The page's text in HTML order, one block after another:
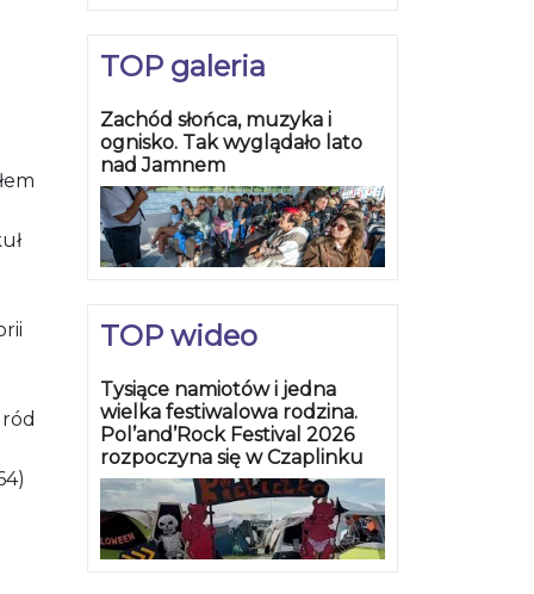
TOP galeria
Zachód słońca, muzyka i
ognisko. Tak wyglądało lato
nad Jamnem
TOP wideo
Tysiące namiotów i jedna
wielka festiwalowa rodzina.
Pol’and’Rock Festival 2026
rozpoczyna się w Czaplinku